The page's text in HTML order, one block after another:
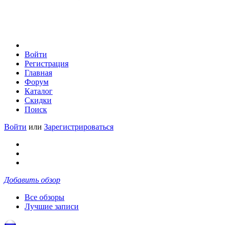
Войти
Регистрация
Главная
Форум
Каталог
Скидки
Поиск
Войти или Зарегистрироваться
Добавить обзор
Все обзоры
Лучшие записи